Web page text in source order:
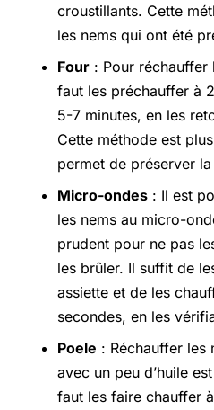
croustillants. Cette
les nems qui ont été
Four : Pour réchauffer
faut les préchauffer à
5-7 minutes, en les
Cette méthode est
permet de préserver
Micro-ondes : Il est
les nems au micro-
prudent pour ne pas
les brûler. Il suffit de
assiette et de les
secondes, en les
Poele : Réchauffer les
avec un peu d’huile
faut les faire chauffer